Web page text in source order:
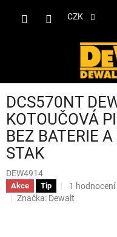
CZK
DCS570NT
KOTOUČOVÁ
BEZ BATERIE
STAK
DEW4914
Akce Tip
Průměrné
hodnocení
1 hodnocení
Značka: Dewalt